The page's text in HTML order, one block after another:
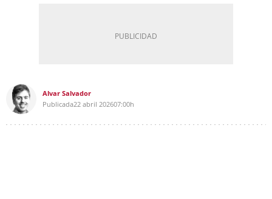
Alvar Salvador
Publicada22 abril 202607:00h